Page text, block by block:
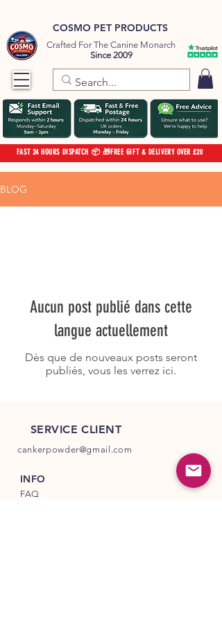
COSMO PET PRODUCTS
Crafted For The Canine Monarch
Since 2009
FAST 24 HOURS DISPATCH 📦 🎁FREE GIFT & DELIVERY OVER £20
BLOG
Aucun post publié dans cette
langue actuellement
Dès que de nouveaux posts seront
publiés, vous les verrez ici.
SERVICE CLIENT
cankerpowder@gmail.com
INFO
FAQ